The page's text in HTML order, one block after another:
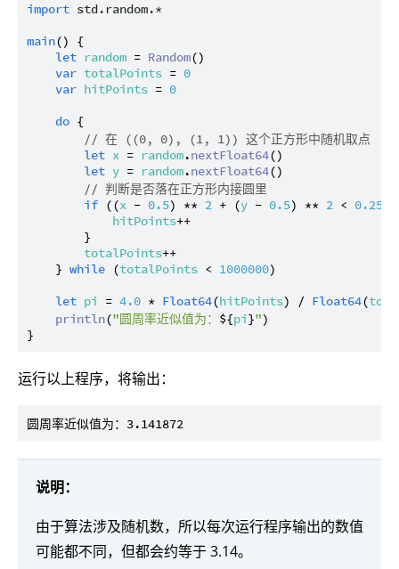
import std.random.*
main() {
let random = Random()
var totalPoints = 0
var hitPoints = 0
do {
// 在 ((0, 0), (1, 1)) 这个正方形中随机取点
let x = random.nextFloat64()
let y = random.nextFloat64()
// 判断是否落在正方形内接圆里
if ((x - 0.5) ** 2 + (y - 0.5) ** 2 < 0.25
hitPoints++
        }
totalPoints++
    }
while (totalPoints < 1000000)
let pi = 4.0 * Float64(hitPoints) / Float64(
println("圆周率近似值为： ${pi}")
运行以上程序，将输出：
说明：
由于算法涉及随机数，所以每次运行程序输出的数值
可能都不同，但都会约等于 3.14。